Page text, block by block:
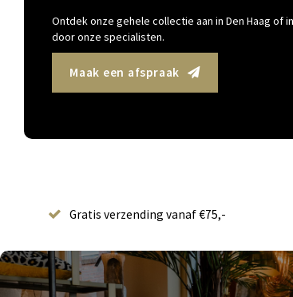
Ontdek onze gehele collectie aan in Den Haag of
door onze specialisten.
Maak een afspraak
Gratis verzending vanaf €75,-